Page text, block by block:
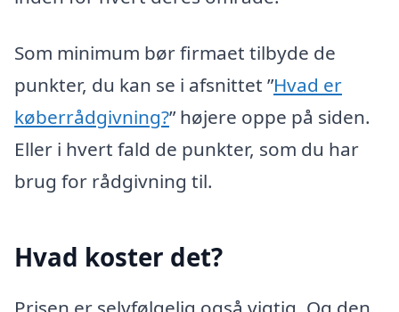
Som minimum bør firmaet tilbyde de
punkter, du kan se i afsnittet ”Hvad er
køberrådgivning?” højere oppe på siden.
Eller i hvert fald de punkter, som du har
brug for rådgivning til.
Hvad koster det?